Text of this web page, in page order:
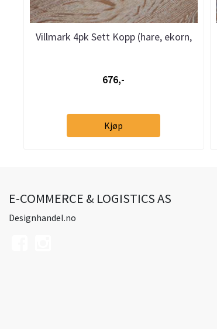
Villmark 4pk Sett Kopp (hare, ekorn,
676,-
Kjøp
E-COMMERCE & LOGISTICS AS
Designhandel.no